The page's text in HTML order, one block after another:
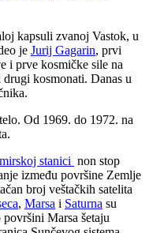
kapsuli zvanoj Vastok, u
je Jurij Gagarin, prvi
i prve kosmičke sile na
kosmonati. Danas u
Od 1969. do 1972. na
stanici non stop
između površine Zemlje
broj veštačkih satelita
, Marsa i Saturna su
Marsa šetaju